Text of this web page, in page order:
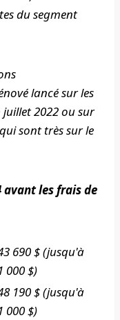
du segment
lancé sur les
2022 ou sur
sont très sur le
avant les frais de
690 $ (jusqu'à
000 $)
190 $ (jusqu'à
000 $)